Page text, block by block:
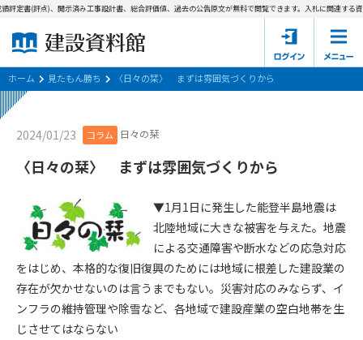
建設資料館とは
会員登録について
サポーター会員一覧
会社概要 お問い合わせ
個人情報保護方針
会員規約
定書(評点)、開示済み工事設計書、総合評価値、過去の公告原文が無料で閲覧できます。入札に関連する資
ホーム 見たもん勝ち 〈日々の栞〉 まずは雰囲気づくりから
2024/01/23 コラム 日々の栞
〈日々の栞〉 まずは雰囲気づくりから
▼1月1日に発生した能登半島地震は
北陸地域に大きな被害を与えた。地震
による交通障害や断水などの応急対応
をはじめ、本格的な復旧復興のためには地域に根差した建設業の
存在が欠かせないのは言うまでもない。災害対応のみならず、イ
ンフラの維持管理や除雪など、各地域で建設産業の空白地帯を生
じさせてはならない
パスワードの再発行
第1条（規約の目的）
1. 本規約は、建設資料館が提供するサポーター会あ本員、無料
会員サービスの利用条件等について定めるものです。
2. 管理者が建設資料館WEB上で随時掲載するルールは本規約の
一部を構成するものとします。
第2条（規約の変更）
本規約は、会員の了承を得ることなく、随時変更されることが